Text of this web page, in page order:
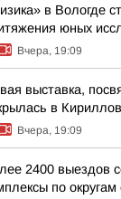
в Вологде
юных
Вчера, 19:09
выставка,
в
Вчера, 19:09
2400 выездов
по округам